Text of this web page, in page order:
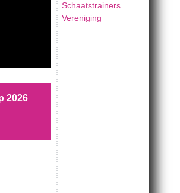
2026
Schaatstrainers
Vereniging